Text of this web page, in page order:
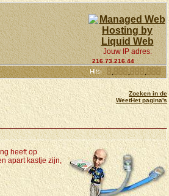
Jouw IP adres:
216.73.216.44
Zoeken in de
WeetHet pagina's
heeft op
apart kastje zijn,